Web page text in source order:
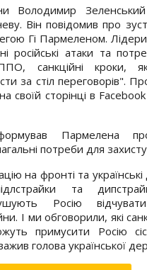
Володимир
Він повідомив про
Гі Пармеленом. Лідери
російські атаки та
санкційні кроки,
за стіл переговорів".
своїй сторінці в
Пармелена
потреби для
на фронті та українські
та
Росію
І ми обговорили, які
примусити Росію
голова української